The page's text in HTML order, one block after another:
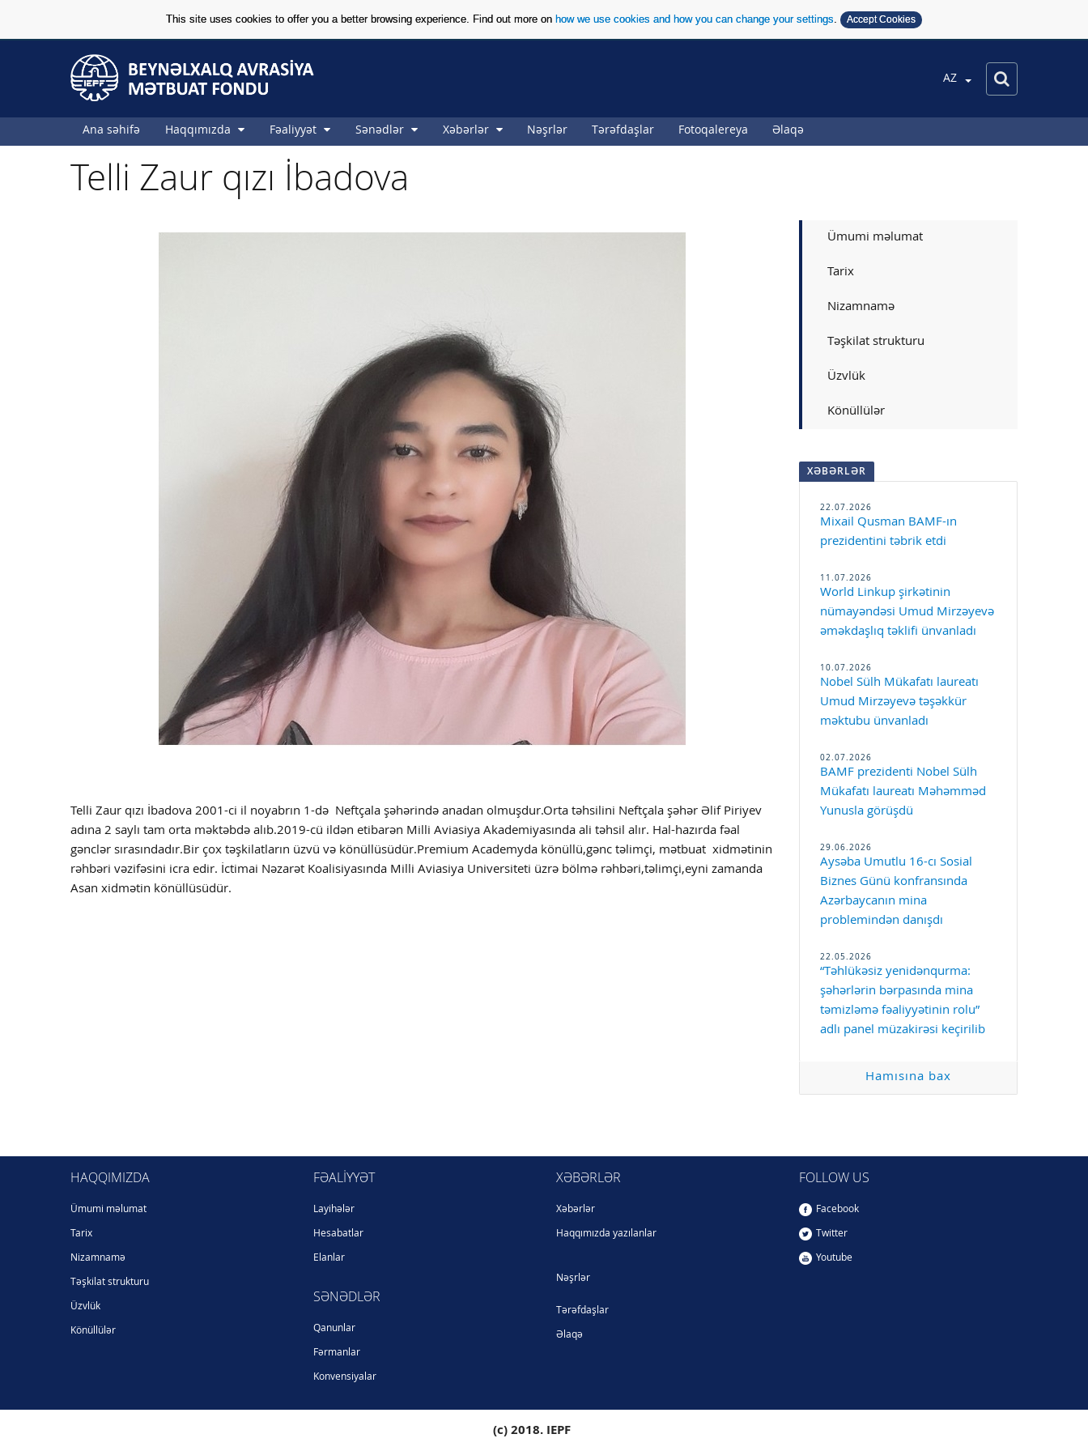
This site uses cookies to offer you a better browsing experience. Find out more on how we use cookies and how you can change your settings. Accept Cookies
AZ
Ana səhifə Haqqımızda Fəaliyyət Sənədlər Xəbərlər Nəşrlər Tərəfdaşlar Fotoqalereya Əlaqə
Telli Zaur qızı İbadova
Telli Zaur qızı İbadova 2001-ci il noyabrın 1-də Neftçala şəhərində anadan olmuşdur.Orta təhsilini Neftçala şəhər Əlif Piriyev
adına 2 saylı tam orta məktəbdə alıb.2019-cü ildən etibarən Milli Aviasiya Akademiyasında ali təhsil alır. Hal-hazırda fəal
gənclər sırasındadır.Bir çox təşkilatların üzvü və könüllüsüdür.Premium Academyda könüllü,gənc təlimçi, mətbuat xidmətinin
rəhbəri vəzifəsini icra edir. İctimai Nəzarət Koalisiyasında Milli Aviasiya Universiteti üzrə bölmə rəhbəri,təlimçi,eyni zamanda
Asan xidmətin könüllüsüdür.
Ümumi məlumat
Tarix
Nizamnamə
Təşkilat strukturu
Üzvlük
Könüllülər
XƏBƏRLƏR
22.07.2026
Mixail Qusman BAMF-ın
prezidentini təbrik etdi
11.07.2026
World Linkup şirkətinin
nümayəndəsi Umud Mirzəyevə
əməkdaşlıq təklifi ünvanladı
10.07.2026
Nobel Sülh Mükafatı laureatı
Umud Mirzəyevə təşəkkür
məktubu ünvanladı
02.07.2026
BAMF prezidenti Nobel Sülh
Mükafatı laureatı Məhəmməd
Yunusla görüşdü
29.06.2026
Aysəba Umutlu 16-cı Sosial
Biznes Günü konfransında
Azərbaycanın mina
problemindən danışdı
22.05.2026
“Təhlükəsiz yenidənqurma:
şəhərlərin bərpasında mina
təmizləmə fəaliyyətinin rolu”
adlı panel müzakirəsi keçirilib
Hamısına bax
HAQQIMIZDA
Ümumi məlumat
Tarix
Nizamnamə
Təşkilat strukturu
Üzvlük
Könüllülər
FƏALIYYƏT
Layihələr
Hesabatlar
Elanlar
SƏNƏDLƏR
Qanunlar
Fərmanlar
Konvensiyalar
XƏBƏRLƏR
Xəbərlər
Haqqımızda yazılanlar
Nəşrlər
Tərəfdaşlar
Əlaqə
FOLLOW US
Facebook
Twitter
Youtube
(c) 2018. IEPF